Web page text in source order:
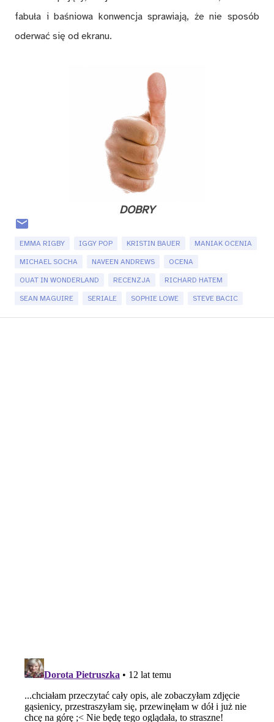
fa­bu­ła i ba­śnio­wa kon­wen­cja spra­wia­ją, że nie spo­sób
ode­rwać się od ekra­nu.
DO­BRY
EMMA RIGBY IGGY POP KRISTIN BAUER MANIAK OCENIA
MICHAEL SOCHA NAVEEN ANDREWS OCENA
OUAT IN WONDERLAND RECENZJA RICHARD HATEM
SEAN MAGUIRE SERIALE SOPHIE LOWE STEVE BACIC